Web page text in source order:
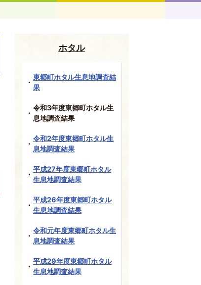
ホタル
東郷町ホタル生息地調査結
果
令和3年度東郷町ホタル生
息地調査結果
令和2年度東郷町ホタル生
息地調査結果
平成27年度東郷町ホタル
生息地調査結果
平成26年度東郷町ホタル
生息地調査結果
令和元年度東郷町ホタル生
息地調査結果
平成29年度東郷町ホタル
生息地調査結果